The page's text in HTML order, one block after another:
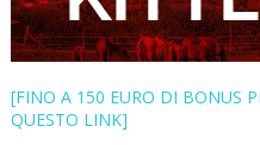
[FINO A 150 EURO DI BONUS
QUESTO LINK]